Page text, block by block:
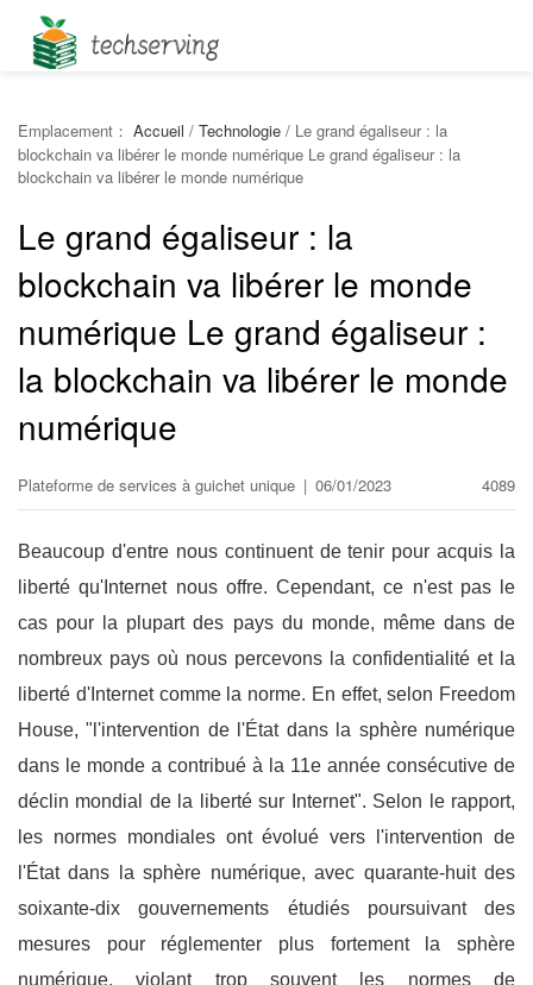
Emplacement： Accueil / Technologie / Le grand égaliseur : la
blockchain va libérer le monde numérique Le grand égaliseur : la
blockchain va libérer le monde numérique
Le grand égaliseur : la
blockchain va libérer le monde
numérique Le grand égaliseur :
la blockchain va libérer le monde
numérique
Plateforme de services à guichet unique | 06/01/2023 4089
Beaucoup d'entre nous continuent de tenir pour acquis la
liberté qu'Internet nous offre. Cependant, ce n'est pas le
cas pour la plupart des pays du monde, même dans de
nombreux pays où nous percevons la confidentialité et la
liberté d'Internet comme la norme. En effet, selon Freedom
House, "l'intervention de l'État dans la sphère numérique
dans le monde a contribué à la 11e année consécutive de
déclin mondial de la liberté sur Internet". Selon le rapport,
les normes mondiales ont évolué vers l'intervention de
l'État dans la sphère numérique, avec quarante-huit des
soixante-dix gouvernements étudiés poursuivant des
mesures pour réglementer plus fortement la sphère
numérique, violant trop souvent les normes de